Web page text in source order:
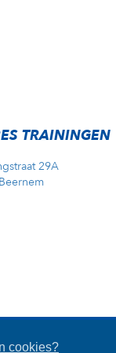
cookies?
TRAININGEN
29A
byCodeKick